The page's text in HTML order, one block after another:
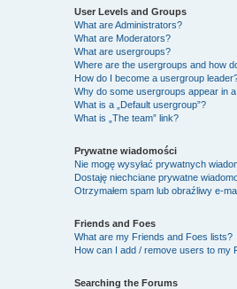
User Levels and Groups
What are Administrators?
What are Moderators?
What are usergroups?
Where are the usergroups and how
How do I become a usergroup
Why do some usergroups appear in
What is a „Default usergroup”?
What is „The team” link?
Prywatne wiadomości
Nie mogę wysyłać prywatnych
Dostaję niechciane prywatne
Otrzymałem spam lub obraźliwy e-
Friends and Foes
What are my Friends and Foes lists?
How can I add / remove users to my
Searching the Forums